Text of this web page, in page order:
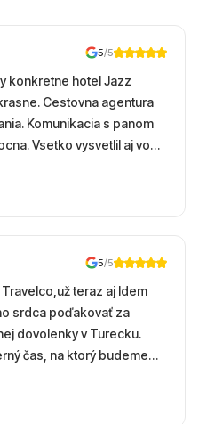
5/5
konkretne hotel Jazz
Cestovna agentura
Komunikacia s panom
Vsetko vysvetlil aj vo
Hotel
prostredie, more,
5/5
teraz aj Idem
srdca poďakovať za
dovolenky v Turecku.
čas, na ktorý budeme
​Všetko prebehlo
výberu zájazdu, cez